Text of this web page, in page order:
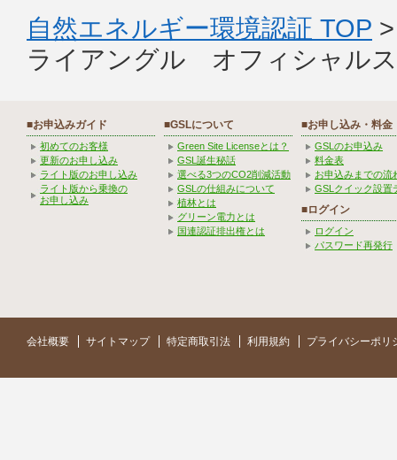
自然エネルギー環境認証 TOP
ライアングル オフィシャル
■お申込みガイド
初めてのお客様
更新のお申し込み
ライト版のお申し込み
ライト版から乗換の
お申し込み
■GSLについて
Green Site Licenseとは？
GSL誕生秘話
選べる3つのCO2削減活動
GSLの仕組みについて
植林とは
グリーン電力とは
国連認証排出権とは
■お申し込み・料金
GSLのお申込み
料金表
お申込みまでの流
GSLクイック設置
■ログイン
ログイン
パスワード再発行
会社概要 サイトマップ 特定商取引法 利用規約 プライバシーポリ